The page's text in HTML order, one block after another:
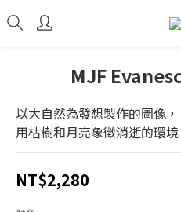
MJF
以大自然為發想製作的圖像，
用枯樹和月亮象徵消逝的環境
NT$2,280